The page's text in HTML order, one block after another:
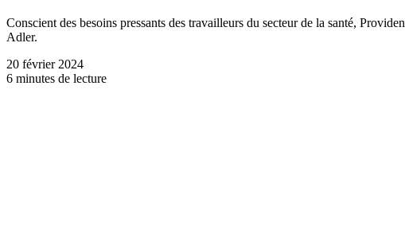
Conscient des besoins pressants des travailleurs du secteur de la santé,
Adler.
20 février 2024
6 minutes de lecture